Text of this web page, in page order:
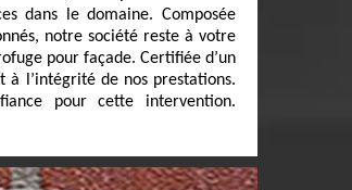
dans le domaine. Composée
notre société reste à votre
pour façade. Certifiée d’un
à l’intégrité de nos prestations.
pour cette intervention.